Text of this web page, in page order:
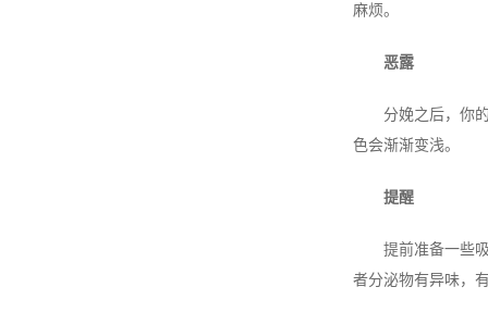
麻烦。
恶露
分娩之后，你的
色会渐渐变浅。
提醒
提前准备一些吸
者分泌物有异味，